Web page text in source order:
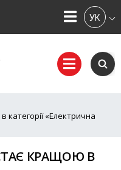
категорії «Електрична
КРАЩОЮ В